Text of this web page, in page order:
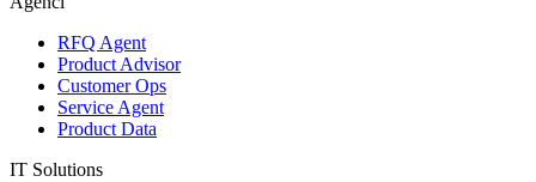
RFQ Agent
Product Advisor
Customer Ops
Service Agent
Product Data
IT Solutions